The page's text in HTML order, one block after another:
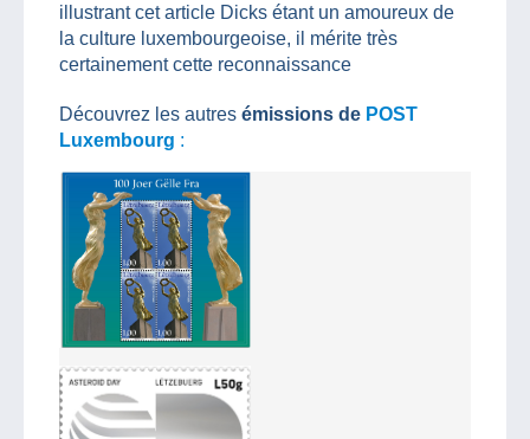
illustrant cet article Dicks étant un amoureux de
la culture luxembourgeoise, il mérite très
certainement cette reconnaissance
Découvrez les autres émissions de POST
Luxembourg :